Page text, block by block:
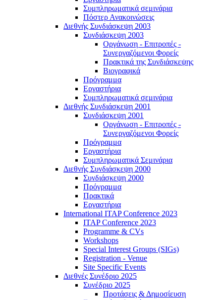
Συμπληρωματικά σεμινάρια
Πόστερ Ανακοινώσεις
Διεθνής Συνδιάσκεψη 2003
Συνδιάσκεψη 2003
Οργάνωση - Επιτροπές -
Συνεργαζόμενοι Φορείς
Πρακτικά της Συνδιάσκεψης
Βιογραφικά
Πρόγραμμα
Εργαστήρια
Συμπληρωματικά σεμινάρια
Διεθνής Συνδιάσκεψη 2001
Συνδιάσκεψη 2001
Οργάνωση - Επιτροπές -
Συνεργαζόμενοι Φορείς
Πρόγραμμα
Εργαστήρια
Συμπληρωματικά Σεμινάρια
Διεθνής Συνδιάσκεψη 2000
Συνδιάσκεψη 2000
Πρόγραμμα
Πρακτικά
Εργαστήρια
International ITAP Conference 2023
ITAP Conference 2023
Programme & CVs
Workshops
Special Interest Groups (SIGs)
Registration - Venue
Site Specific Events
Διεθνές Συνέδριο 2025
Συνέδριο 2025
Προτάσεις & Δημοσίευση